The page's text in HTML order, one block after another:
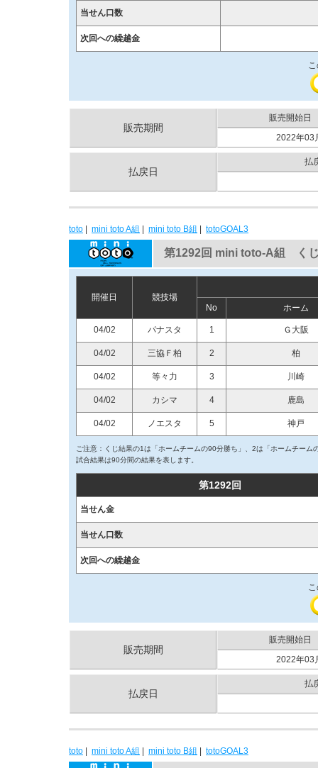
当せん口数
次回への繰越金
販売期間
販売開始日
2022年03
払戻日
払
toto mini toto A組 mini toto B組 totoGOAL3
第1292回 mini toto-A組 く
開催日
競技場
No
ホーム
04/02 パナスタ 1 Ｇ大阪
04/02 三協Ｆ柏 2 柏
04/02 等々力 3 川崎
04/02 カシマ 4 鹿島
04/02 ノエスタ 5 神戸
ご注意：くじ結果の1は「ホームチームの90分勝ち」、2は「ホームチーム
試合結果は90分間の結果を表します。
第1292回
当せん金
当せん口数
次回への繰越金
販売期間
販売開始日
2022年03
払戻日
払
toto mini toto A組 mini toto B組 totoGOAL3